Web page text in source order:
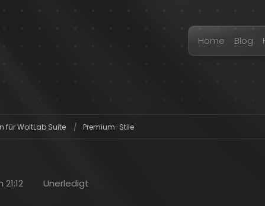
Home Blog
für WoltLab Suite Premium-Stile
Unerledigt